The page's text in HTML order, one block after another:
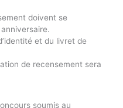
doivent se
et du livret de
de recensement sera
soumis au